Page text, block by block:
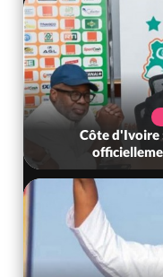
Côte d'Ivoire